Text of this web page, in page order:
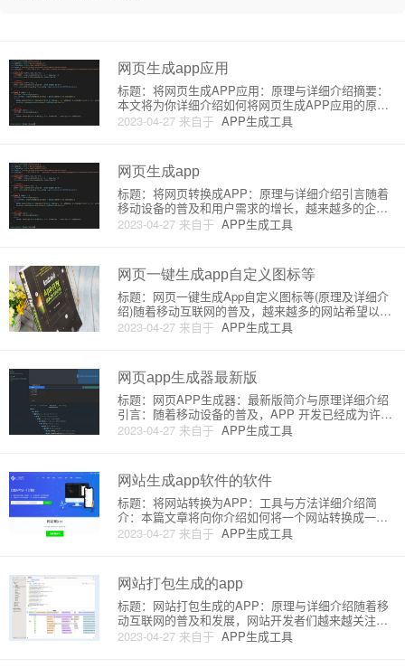
网页生成app应用
2023-04-27 来自于 APP生成工具
标题：将网页生成APP应用：原理与详细介绍摘要：
本文将为你详细介绍如何将网页生成APP应用的原理
和过程。跟随本教程，了解所需技术和步骤，学会创
建一个基于Web的APP。一、前言随着移动设备的普
重要途径。有时，
网页生成app
2023-04-27 来自于 APP生成工具
标题：将网页转换成APP：原理与详细介绍引言随着
移动设备的普及和用户需求的增长，越来越多的企业
和开发者开始将关注点转向移动应用。将网站直接转
换为移动应用是很多开发者所追求的目标，却涉及很
成APP的原理及详细介绍
网页一键生成app自定义图标等
2023-04-27 来自于 APP生成工具
标题：网页一键生成App自定义图标等(原理及详细介
绍)随着移动互联网的普及，越来越多的网站希望以移
动App的形式进入用户的手机，为用户提供更快捷、
更舒适的浏览体验。而对于一些小型站点或个人博客
成App成为了一
网页app生成器最新版
2023-04-27 来自于 APP生成工具
标题：网页APP生成器：最新版简介与原理详细介绍
引言：随着移动设备的普及，APP 开发已经成为许多
企业和个人开发者的必备技能。然而，原生APP开发
需要学习大量编程语言，耗时耗力。有没有更简便的
文章里，我们将
网站生成app软件的软件
2023-04-27 来自于 APP生成工具
标题：将网站转换为APP：工具与方法详细介绍简
介：本篇文章将向你介绍如何将一个网站转换成一个A
PP，包括使用的软件工具和相关原理。这种方法方便
快捷，适合那些想将网站扩展为移动应用的初学者。
换为APP之前，我们
网站打包生成的app
2023-04-27 来自于 APP生成工具
标题：网站打包生成的APP：原理与详细介绍随着移
动互联网的普及和发展，网站开发者们越来越关注如
何将网站快速地转换成移动应用，以便为用户提供更
加便捷的访问体验。其中一个解决方案是将网站打包